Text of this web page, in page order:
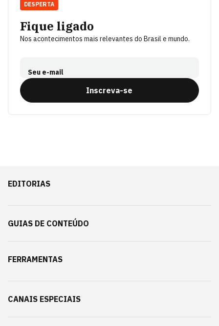
Fique ligado
Nos acontecimentos mais relevantes do Brasil e mundo.
Seu e-mail
Inscreva-se
DESPERTA
EDITORIAS
GUIAS DE CONTEÚDO
FERRAMENTAS
CANAIS ESPECIAIS